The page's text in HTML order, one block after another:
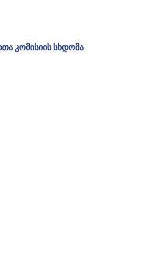
კომისიის სხდომა